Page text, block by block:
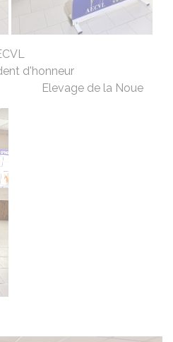
et AECVL
d'honneur
de la Noue